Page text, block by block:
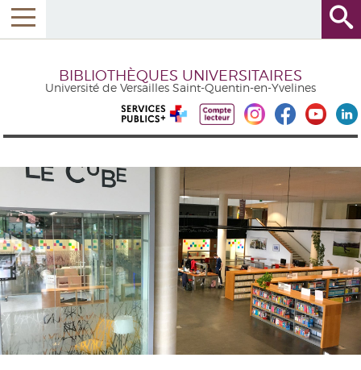
BIBLIOTHÈQUES UNIVERSITAIRES
Université de Versailles Saint-Quentin-en-Yvelines